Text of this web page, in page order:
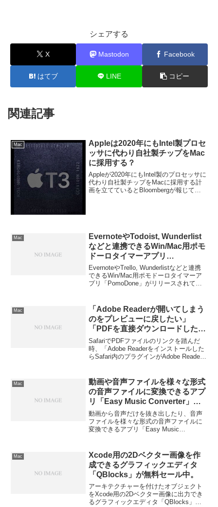
シェアする
X Mastodon Facebook
はてブ LINE コピー
関連記事
Mac
Appleは2020年にもIntel製プロセ
ッサに代わり自社製チップをMac
に採用する？
Appleが2020年にもIntel製のプロセッサに
代わり自社製チップをMacに採用する計
画を立てているとBloombergが報じてい
Mac
EvernoteやTodoist, Wunderlist
などと連携できるWin/Mac用ポモ
ドーロタイマーアプリ
「PomoDone」がリリース。
EvernoteやTrello, Wunderlistなどと連携
できるWin/Mac用ポモドーロタイマーア
プリ「PomoDone」がリリースされてい
Mac
「Adobe Readerが開いてしまう
のをプレビューに戻したい」
「PDFを直接ダウンロードした
い」等のSafariでPDFを開いた時
の設定まとめ。
SafariでPDFファイルのリンクを踏んだ
時、「Adobe Readerをインストールした
らSafari内のプラグインがAdobe Reader
ずに直接ダウンロードしたい！」などの
設定まとめです。詳細は以下から。
Mac
動画や音声ファイルを様々な形式
の音声ファイルに変換できるアプ
リ「Easy Music Converter」が
期間限定で無料セール中。
動画から音声だけを抜き出したり、音声
ファイルを様々な形式の音声ファイルに
変換できるアプリ「Easy Music
Mac
Xcode用の2Dベクター画像を作
成できるグラフィックエディタ
「QBlocks」が無料セール中。
アーキテクチャーを付けたオブジェクト
をXcode用の2Dベクター画像に出力でき
るグラフィックエディタ「QBlocks」が